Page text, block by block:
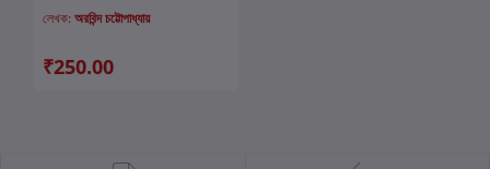
লেখক: অরবিন্দ চট্টোপাধ্যায়
₹250.00